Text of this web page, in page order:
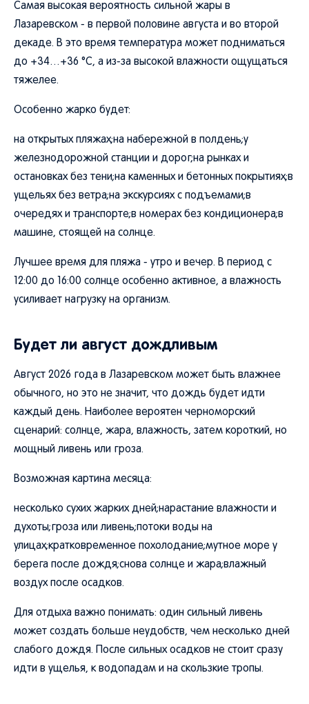
Самая высокая вероятность сильной жары в
Лазаревском - в первой половине августа и во второй
декаде. В это время температура может подниматься
до +34…+36 °C, а из-за высокой влажности ощущаться
тяжелее.
Особенно жарко будет:
на открытых пляжах;на набережной в полдень;у
железнодорожной станции и дорог;на рынках и
остановках без тени;на каменных и бетонных покрытиях;в
ущельях без ветра;на экскурсиях с подъемами;в
очередях и транспорте;в номерах без кондиционера;в
машине, стоящей на солнце.
Лучшее время для пляжа - утро и вечер. В период с
12:00 до 16:00 солнце особенно активное, а влажность
усиливает нагрузку на организм.
Будет ли август дождливым
Август 2026 года в Лазаревском может быть влажнее
обычного, но это не значит, что дождь будет идти
каждый день. Наиболее вероятен черноморский
сценарий: солнце, жара, влажность, затем короткий, но
мощный ливень или гроза.
Возможная картина месяца:
несколько сухих жарких дней;нарастание влажности и
духоты;гроза или ливень;потоки воды на
улицах;кратковременное похолодание;мутное море у
берега после дождя;снова солнце и жара;влажный
воздух после осадков.
Для отдыха важно понимать: один сильный ливень
может создать больше неудобств, чем несколько дней
слабого дождя. После сильных осадков не стоит сразу
идти в ущелья, к водопадам и на скользкие тропы.